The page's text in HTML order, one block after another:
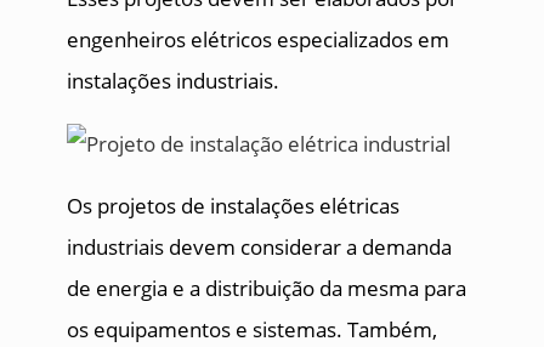
engenheiros elétricos especializados em
instalações industriais.
Os projetos de instalações elétricas
industriais devem considerar a demanda
de energia e a distribuição da mesma para
os equipamentos e sistemas. Também,